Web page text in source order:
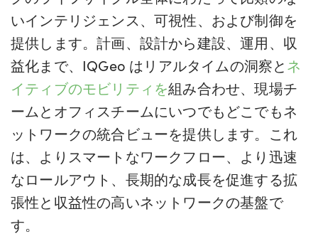
いインテリジェンス、可視性、および制御を
提供します。計画、設計から建設、運用、収
益化まで、IQGeo はリアルタイムの洞察とネ
イティブのモビリティを組み合わせ、現場チ
ームとオフィスチームにいつでもどこでもネ
ットワークの統合ビューを提供します。これ
は、よりスマートなワークフロー、より迅速
なロールアウト、長期的な成長を促進する拡
張性と収益性の高いネットワークの基盤で
す。